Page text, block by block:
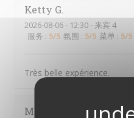
Ketty G
2026-08-06- 12:30 - 来宾 4
服务 : 5/5 氛围 : 5/5 菜单 : 5/5
Très belle expérience.
Myriam